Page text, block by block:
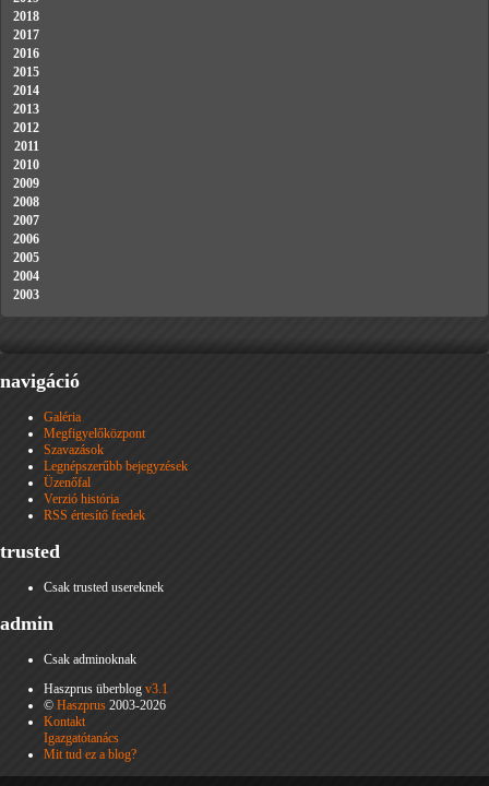
2018
2017
2016
2015
2014
2013
2012
2011
2010
2009
2008
2007
2006
2005
2004
2003
navigáció
Galéria
Megfigyelőközpont
Szavazások
Legnépszerűbb bejegyzések
Üzenőfal
Verzió história
RSS értesítő feedek
trusted
Csak trusted usereknek
admin
Csak adminoknak
Haszprus überblog v3.1
© Haszprus 2003-2026
Kontakt
Igazgatótanács
Mit tud ez a blog?